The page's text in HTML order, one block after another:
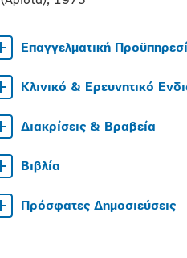
Επαγγελματική
Κλινικό & Ερευνητικό
Διακρίσεις & Βραβεία
Βιβλία
Πρόσφατες Δημοσιεύσεις